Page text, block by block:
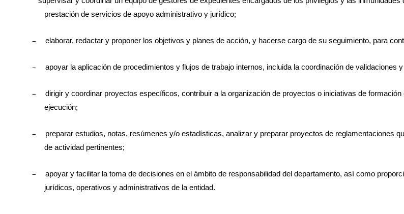
prestación de servicios de apoyo administrativo y jurídico;
– elaborar, redactar y proponer los objetivos y planes de acción, y hacerse cargo de su seguimiento, para
– apoyar la aplicación de procedimientos y flujos de trabajo internos, incluida la coordinación de validaciones
–
dirigir y coordinar proyectos específicos, contribuir a la organización de proyectos o iniciativas de
ejecución;
–
preparar estudios, notas, resúmenes y/o estadísticas, analizar y preparar proyectos de reglamentaciones
de actividad pertinentes;
–
apoyar y facilitar la toma de decisiones en el ámbito de responsabilidad del departamento, así como
jurídicos, operativos y administrativos de la entidad.